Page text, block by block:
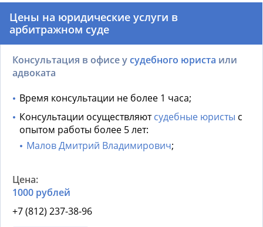
Цены на юридические услуги в
арбитражном суде
Консультация в офисе усудебного юриста или
адвоката
Время консультации не более 1 часа;
Консультации осуществляютсудебные юристы с
опытом работы более 5 лет:
Малов Дмитрий Владимирович;
1000 рублей
+7 (812) 237-38-96